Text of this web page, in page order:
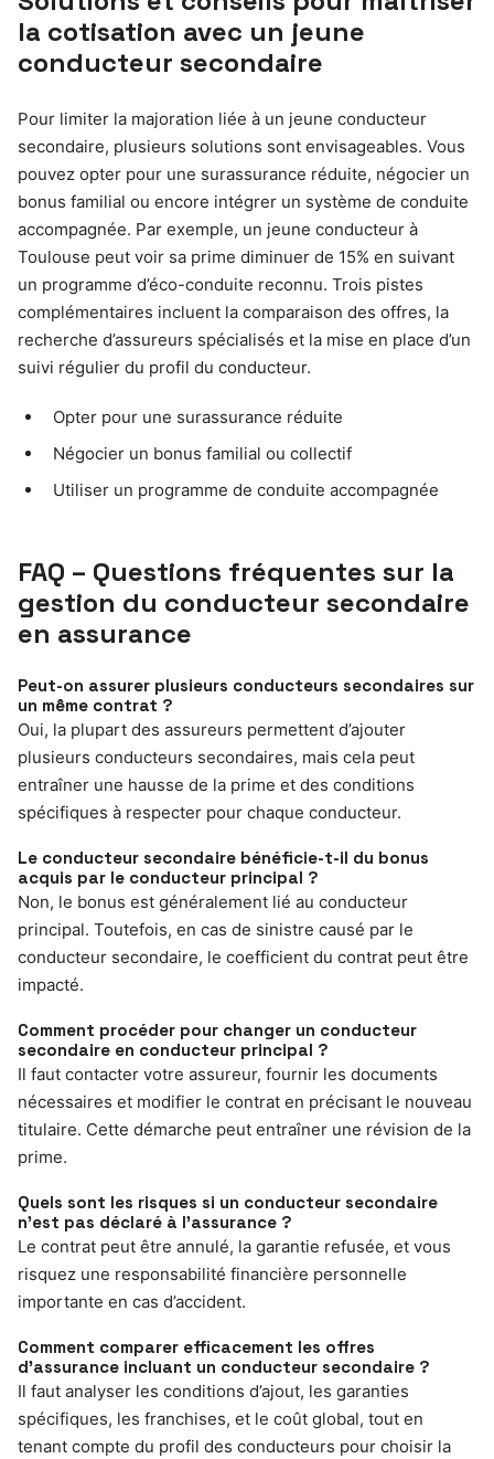
la cotisation avec un jeune
conducteur secondaire
Pour limiter la majoration liée à un jeune conducteur
secondaire, plusieurs solutions sont envisageables. Vous
pouvez opter pour une surassurance réduite, négocier un
bonus familial ou encore intégrer un système de conduite
accompagnée. Par exemple, un jeune conducteur à
Toulouse peut voir sa prime diminuer de 15% en suivant
un programme d’éco-conduite reconnu. Trois pistes
complémentaires incluent la comparaison des offres, la
recherche d’assureurs spécialisés et la mise en place d’un
suivi régulier du profil du conducteur.
Opter pour une surassurance réduite
Négocier un bonus familial ou collectif
Utiliser un programme de conduite accompagnée
FAQ – Questions fréquentes sur la
gestion du conducteur secondaire
en assurance
Peut-on assurer plusieurs conducteurs secondaires sur
un même contrat ?
Oui, la plupart des assureurs permettent d’ajouter
plusieurs conducteurs secondaires, mais cela peut
entraîner une hausse de la prime et des conditions
spécifiques à respecter pour chaque conducteur.
Le conducteur secondaire bénéficie-t-il du bonus
acquis par le conducteur principal ?
Non, le bonus est généralement lié au conducteur
principal. Toutefois, en cas de sinistre causé par le
conducteur secondaire, le coefficient du contrat peut être
impacté.
Comment procéder pour changer un conducteur
secondaire en conducteur principal ?
Il faut contacter votre assureur, fournir les documents
nécessaires et modifier le contrat en précisant le nouveau
titulaire. Cette démarche peut entraîner une révision de la
prime.
Quels sont les risques si un conducteur secondaire
n’est pas déclaré à l’assurance ?
Le contrat peut être annulé, la garantie refusée, et vous
risquez une responsabilité financière personnelle
importante en cas d’accident.
Comment comparer efficacement les offres
d’assurance incluant un conducteur secondaire ?
Il faut analyser les conditions d’ajout, les garanties
spécifiques, les franchises, et le coût global, tout en
tenant compte du profil des conducteurs pour choisir la